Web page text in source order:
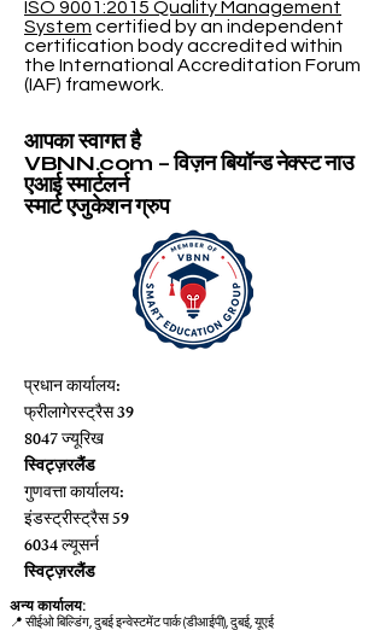
समूह अपनी पहचान को स्पष्ट, भरो
© VBNN Smart Education Group.All
rights reserved.
ISO 9001:2015 Quality Management
Systemcertified by an independent
certification body accredited within
(IAF) framework.
आपका स्वागत है
VBNN.com – विज़न बियॉन्ड नेक्स्ट नाउ
एआई स्मार्टलर्न
स्मार्ट एजुकेशन ग्रुप
प्रधान कार्यालय:
फ्रीलागेरस्ट्रैस 39
8047 ज्यूरिख
स्विट्ज़रलैंड
गुणवत्ता कार्यालय:
इंडस्ट्रीस्ट्रैस 59
6034 ल्यूसर्न
स्विट्ज़रलैंड